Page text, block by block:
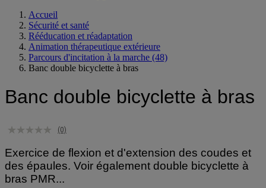
Accueil
Sécurité et santé
Rééducation et réadaptation
Animation thérapeutique extérieure
Parcours d'incitation à la marche (48)
Banc double bicyclette à bras
Banc double bicyclette à bras
(0)
Exercice de flexion et d'extension des coudes et
des épaules. Voir également double bicyclette à
bras PMR...